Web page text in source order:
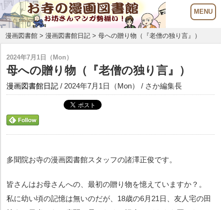
漫画図書館 >漫画図書館日記 > 母への贈り物（『老僧の独り言』）
2024年7月1日（Mon）
母への贈り物（『老僧の独り言』）
漫画図書館日記 / 2024年7月1日（Mon） / さか編集長
多聞院お寺の漫画図書館スタッフの諸澤正俊です。
皆さんはお母さんへの、最初の贈り物を憶えていますか？。
私に幼い頃の記憶は無いのだが、18歳の6月21日、友人宅の田